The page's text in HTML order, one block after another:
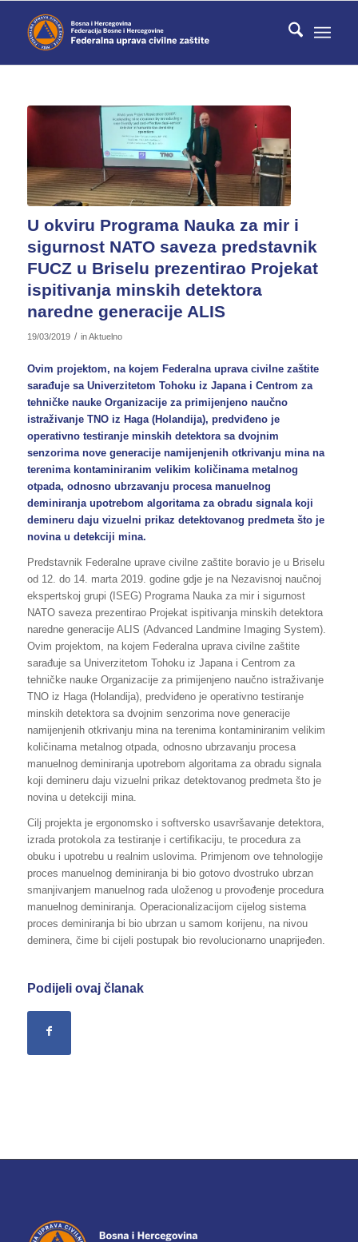
U okviru Programa Nauka za mir i
sigurnost NATO saveza predstavnik
FUCZ u Briselu prezentirao Projekat
ispitivanja minskih detektora
naredne generacije ALIS
19/03/2019 / inAktuelno
Ovim projektom, na kojem Federalna uprava civilne zaštite
sarađuje sa Univerzitetom Tohoku iz Japana i Centrom za
tehničke nauke Organizacije za primijenjeno naučno
istraživanje TNO iz Haga (Holandija), predviđeno je
operativno testiranje minskih detektora sa dvojnim
senzorima nove generacije namijenjenih otkrivanju mina na
terenima kontaminiranim velikim količinama metalnog
otpada, odnosno ubrzavanju procesa manuelnog
deminiranja upotrebom algoritama za obradu signala koji
demineru daju vizuelni prikaz detektovanog predmeta što je
novina u detekciji mina.
Predstavnik Federalne uprave civilne zaštite boravio je u Briselu
od 12. do 14. marta 2019. godine gdje je na Nezavisnoj naučnoj
ekspertskoj grupi (ISEG) Programa Nauka za mir i sigurnost
NATO saveza prezentirao Projekat ispitivanja minskih detektora
naredne generacije ALIS (Advanced Landmine Imaging System).
Ovim projektom, na kojem Federalna uprava civilne zaštite
sarađuje sa Univerzitetom Tohoku iz Japana i Centrom za
tehničke nauke Organizacije za primijenjeno naučno istraživanje
TNO iz Haga (Holandija), predviđeno je operativno testiranje
minskih detektora sa dvojnim senzorima nove generacije
namijenjenih otkrivanju mina na terenima kontaminiranim velikim
količinama metalnog otpada, odnosno ubrzavanju procesa
manuelnog deminiranja upotrebom algoritama za obradu signala
koji demineru daju vizuelni prikaz detektovanog predmeta što je
novina u detekciji mina.
Cilj projekta je ergonomsko i softversko usavršavanje detektora,
izrada protokola za testiranje i certifikaciju, te procedura za
obuku i upotrebu u realnim uslovima. Primjenom ove tehnologije
proces manuelnog deminiranja bi bio gotovo dvostruko ubrzan
smanjivanjem manuelnog rada uloženog u provođenje procedura
manuelnog deminiranja. Operacionalizacijom cijelog sistema
proces deminiranja bi bio ubrzan u samom korijenu, na nivou
deminera, čime bi cijeli postupak bio revolucionarno unaprijeđen.
Podijeli ovaj članak